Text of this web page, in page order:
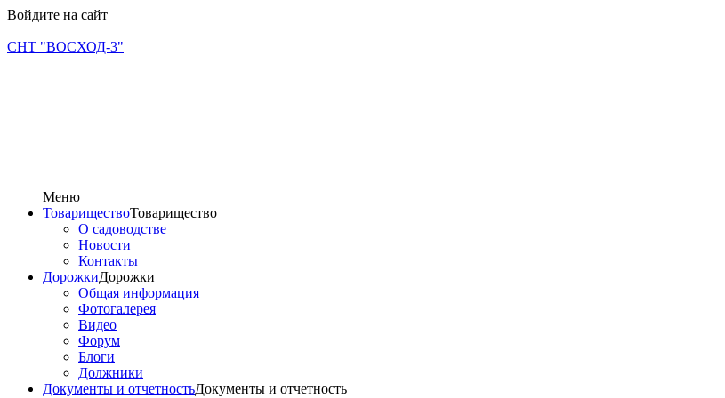
Войдите на сайт
СНТ "ВОСХОД-3"
Меню
ТовариществоТоварищество
О садоводстве
Новости
Контакты
ДорожкиДорожки
Общая информация
Фотогалерея
Видео
Форум
Блоги
Должники
Документы и отчетностьДокументы и отчетность